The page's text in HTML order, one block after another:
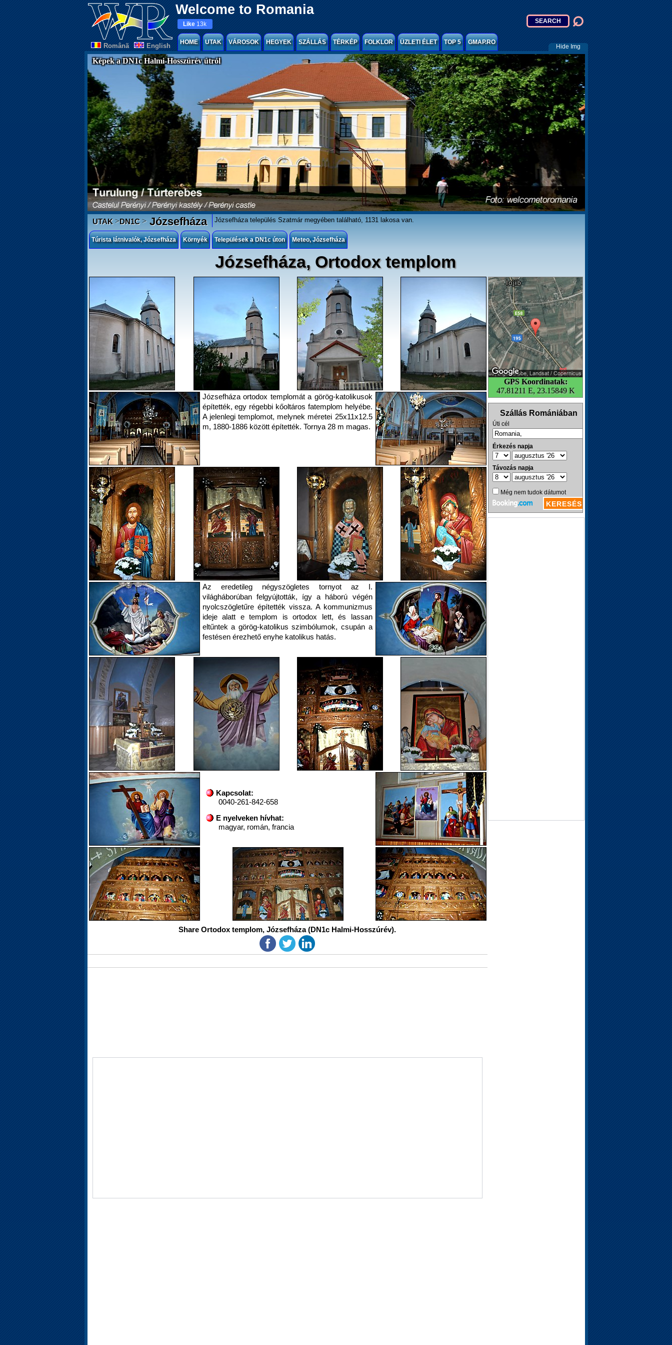
Welcome to Romania
Românã English
Like 13k
HOME UTAK VÁROSOK HEGYEK SZÁLLÁS TÉRKÉP FOLKLOR ÜZLETI ÉLET TOP 5 GMAP.RO
Hide Img
Képek a DN1c Halmi-Hosszúrév útról
UTAK>DN1C>Józsefháza Józsefháza település Szatmár megyében található, 1131 lakosa van.
Túrista látnivalók, Józsefháza Környék Települések a DN1c úton Meteo, Józsefháza
Józsefháza, Ortodox templom
GPS Koordinatak:
47.81211 E, 23.15849 K
Józsefháza ortodox templomát a görög-katolikusok
építették, egy régebbi kőoltáros fatemplom helyébe.
A jelenlegi templomot, melynek méretei 25x11x12.5
m, 1880-1886 között építették. Tornya 28 m magas.
Az eredetileg négyszögletes tornyot az I.
világháborúban felgyújtották, így a háború végén
nyolcszögletűre építették vissza. A kommunizmus
ideje alatt e templom is ortodox lett, és lassan
eltűntek a görög-katolikus szimbólumok, csupán a
festésen érezhető enyhe katolikus hatás.
Kapcsolat:
0040-261-842-658
E nyelveken hívhat:
magyar, román, francia
Share Ortodox templom, Józsefháza (DN1c Halmi-Hosszúrév).